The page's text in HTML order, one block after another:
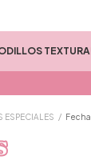
ESPECIALES /